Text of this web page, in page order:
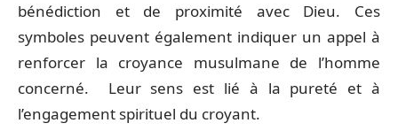
bénédiction et de proximité avec Dieu. Ces
symboles peuvent également indiquer un appel à
renforcer la croyance musulmane de l’homme
concerné. Leur sens est lié à la pureté et à
l’engagement spirituel du croyant.